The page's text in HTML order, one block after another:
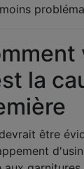
moins
la
être